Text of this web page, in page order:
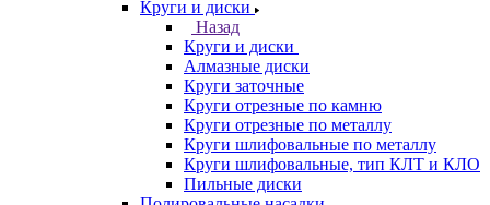
Круги и диски
Назад
Круги и диски
Алмазные диски
Круги заточные
Круги отрезные по камню
Круги отрезные по металлу
Круги шлифовальные по металлу
Круги шлифовальные, тип КЛТ и КЛО
Пильные диски